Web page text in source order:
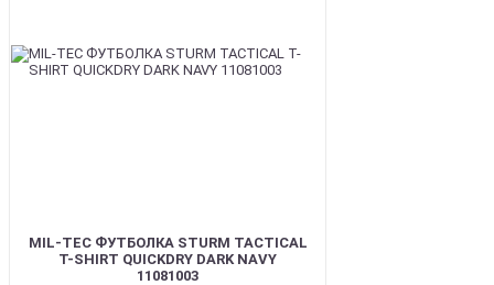
MIL-TEC ФУТБОЛКА STURM TACTICAL
T-SHIRT QUICKDRY DARK NAVY
11081003